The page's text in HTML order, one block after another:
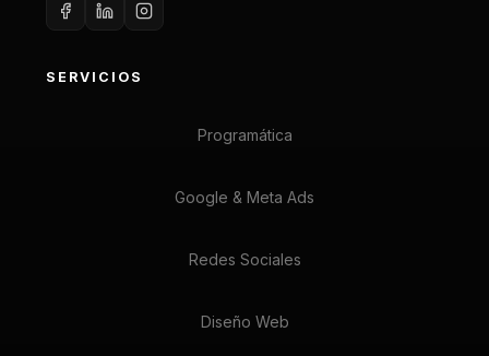
SERVICIOS
Programática
Google & Meta Ads
Redes Sociales
Diseño Web